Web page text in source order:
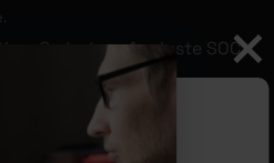
: Opérateur Analyste SOC
détection